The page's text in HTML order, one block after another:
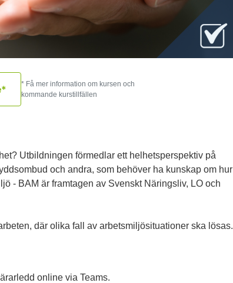
* Få mer information om kursen och
kommande kurstillfällen
Utbildningen förmedlar ett helhetsperspektiv på
och andra, som behöver ha kunskap om hur
- BAM är framtagen av Svenskt Näringsliv, LO och
där olika fall av arbetsmiljösituationer ska lösas.
online via Teams.